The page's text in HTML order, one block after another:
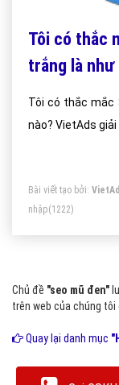
Tôi có thắc
trắng là như
Tôi có thắc mắc
nào? VietAds
Bài viết tạo bởi:
nhập(1222)
Chủ đề "seo mũ đen"
trên web của chúng tôi
Quay lại danh mục